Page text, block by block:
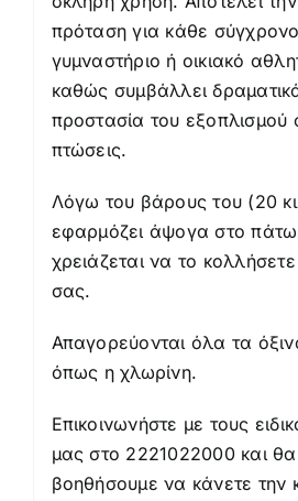
πρόταση για κάθε
γυμναστήριο ή οικιακό
καθώς συμβάλλει
προστασία του εξοπλισμού
πτώσεις.
Λόγω του βάρους του (20
εφαρμόζει άψογα στο
χρειάζεται να το
σας.
Απαγορεύονται όλα τα
όπως η χλωρίνη.
Επικοινωνήστε με τους
μας στο 2221022000 και
βοηθήσουμε να κάνετε την